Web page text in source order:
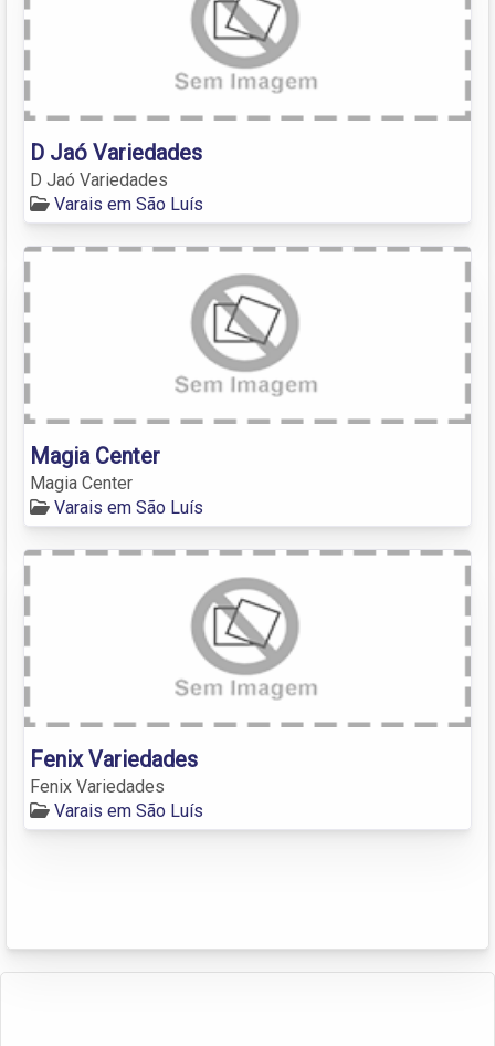
D Jaó Variedades
D Jaó Variedades
Varais em São Luís
Magia Center
Magia Center
Varais em São Luís
Fenix Variedades
Fenix Variedades
Varais em São Luís